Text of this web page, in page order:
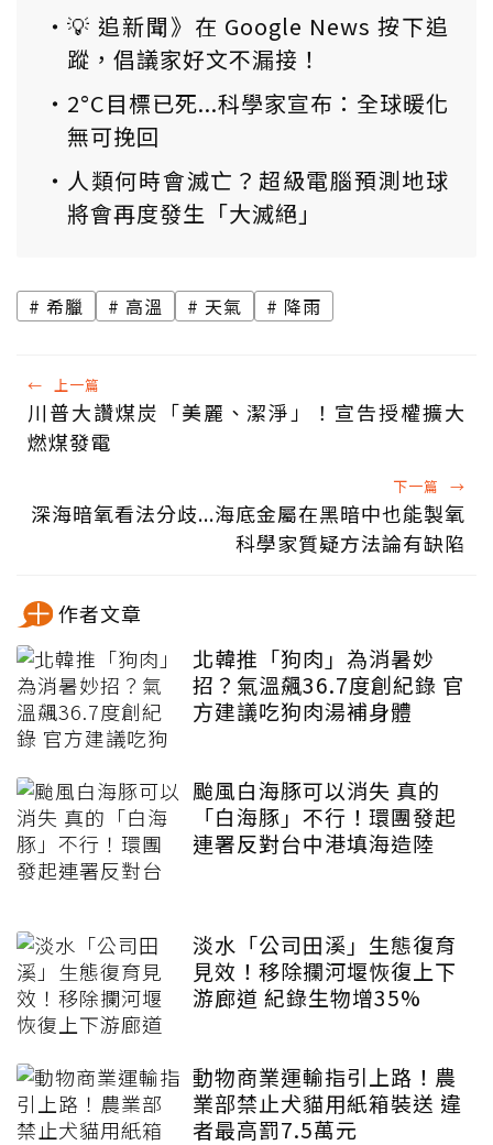
💡 追新聞》在 Google News 按下追
蹤，倡議家好文不漏接！
2°C目標已死...科學家宣布：全球暖化
無可挽回
人類何時會滅亡？超級電腦預測地球
將會再度發生「大滅絕」
希臘 高溫 天氣 降雨
← 上一篇
川普大讚煤炭「美麗、潔淨」！宣告授權擴大
燃煤發電
下一篇 →
深海暗氧看法分歧...海底金屬在黑暗中也能製氧
科學家質疑方法論有缺陷
作者文章
北韓推「狗肉」為消暑妙
招？氣溫飆36.7度創紀錄 官
方建議吃狗肉湯補身體
颱風白海豚可以消失 真的
「白海豚」不行！環團發起
連署反對台中港填海造陸
淡水「公司田溪」生態復育
見效！移除攔河堰恢復上下
游廊道 紀錄生物增35%
動物商業運輸指引上路！農
業部禁止犬貓用紙箱裝送 違
者最高罰7.5萬元